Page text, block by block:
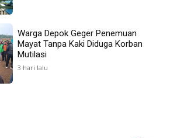
Warga Depok Geger Penemuan
Mayat Tanpa Kaki Diduga Korban
Mutilasi
3 hari lalu